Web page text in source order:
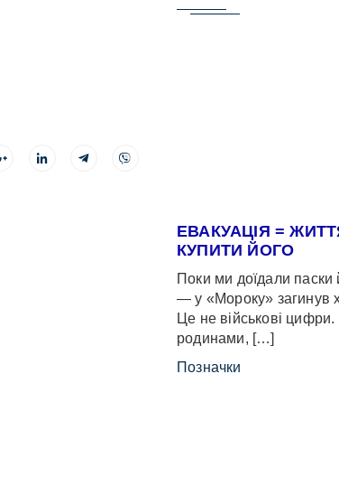
ЕВАКУАЦІЯ =
КУПИТИ ЙОГО
Поки ми доїдали
— у «Мороку» загинув
Це не військові
родинами, […]
Позначки